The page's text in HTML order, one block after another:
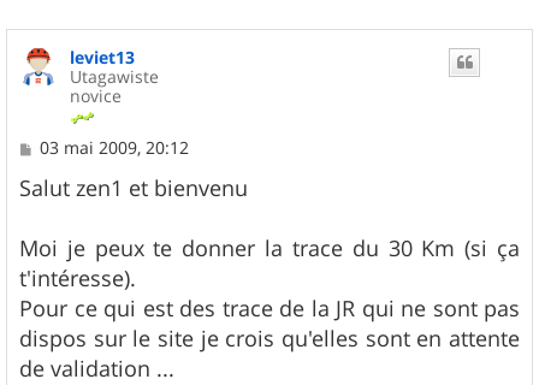
leviet13
Utagawiste
novice
M
s
s
g
e
03 mai 2009, 20:12
Salut zen1 et bienvenu
Moi je peux te donner la trace du 30 Km (si ça
t'intéresse).
Pour ce qui est des trace de la JR qui ne sont pas
dispos sur le site je crois qu'elles sont en attente
de validation ...